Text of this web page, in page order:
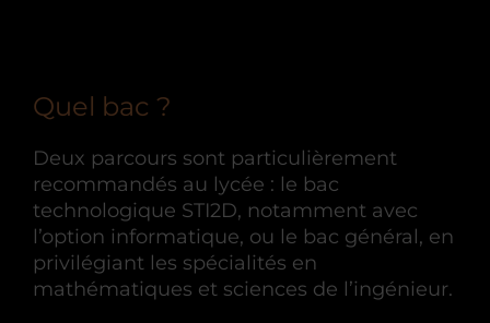
Quel bac ?
Deux parcours sont particulièrement
recommandés au lycée : le bac
technologique STI2D, notamment avec
l’option informatique, ou le bac général, en
privilégiant les spécialités en
mathématiques et sciences de l’ingénieur.